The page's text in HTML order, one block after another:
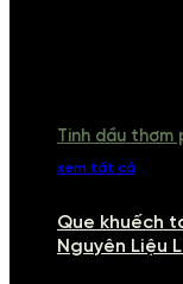
Tinh dầu thơm
xem tất cả
Que khuếch
Nguyên Liệu